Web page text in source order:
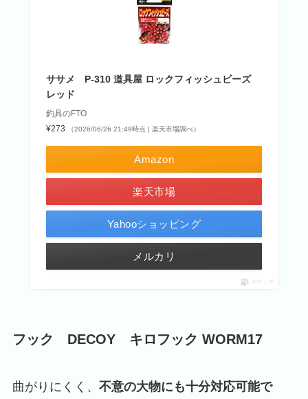
ササメ P-310 道具屋 ロックフィッシュビーズ
レッド
釣具のFTO
¥273
（2026/06/26 21:49時点 | 楽天市場調べ）
Amazon
楽天市場
Yahooショッピング
メルカリ
ポチップ
フック DECOY キロフック WORM17
曲がりにくく、 不意の大物にも十分対応可能で